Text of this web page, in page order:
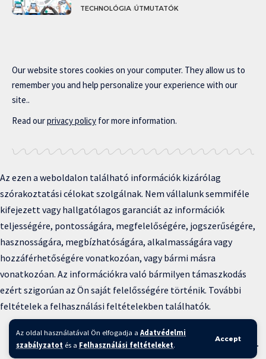
Az oldal használatával Ön elfogadja a Adatvédelmi
szabályzatot és a Felhasználási feltételeket.
Accept
TECHNOLÓGIA ÚTMUTATÓK
Our website stores cookies on your computer. They allow us to
remember you and help personalize your experience with our
site..
Read ourprivacy policy for more information.
Az ezen a weboldalon található információk kizárólag
szórakoztatási célokat szolgálnak. Nem vállalunk semmiféle
kifejezett vagy hallgatólagos garanciát az információk
teljességére, pontosságára, megfelelőségére, jogszerűségére,
hasznosságára, megbízhatóságára, alkalmasságára vagy
hozzáférhetőségére vonatkozóan, vagy bármi másra
vonatkozóan. Az információkra való bármilyen támaszkodás
ezért szigorúan az Ön saját felelősségére történik. További
feltételek a felhasználási feltételekben találhatók.
Copyright © 2025 BFKH.hu
Felhasználási feltételek –Adatvédelmi irányelvek – Kapcsolat –